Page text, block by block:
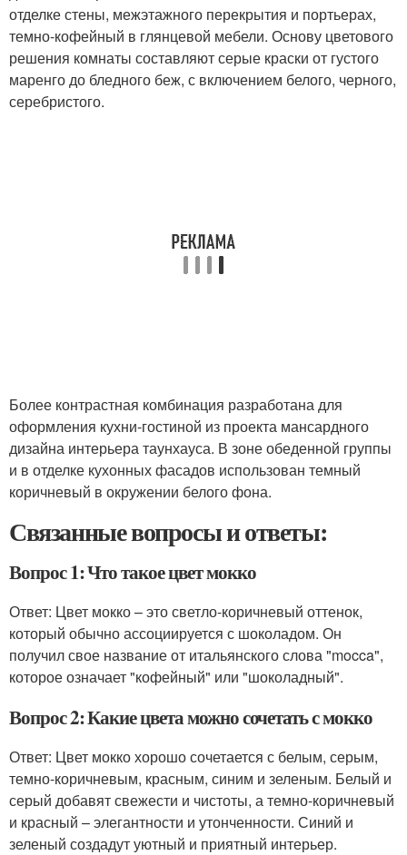
отделке стены, межэтажного перекрытия и портьерах,
темно-кофейный в глянцевой мебели. Основу цветового
решения комнаты составляют серые краски от густого
маренго до бледного беж, с включением белого, черного,
серебристого.
Более контрастная комбинация разработана для
оформления кухни-гостиной из проекта мансардного
дизайна интерьера таунхауса. В зоне обеденной группы
и в отделке кухонных фасадов использован темный
коричневый в окружении белого фона.
Связанные вопросы и ответы:
Вопрос 1: Что такое цвет мокко
Ответ: Цвет мокко – это светло-коричневый оттенок,
который обычно ассоциируется с шоколадом. Он
получил свое название от итальянского слова "mocca",
которое означает "кофейный" или "шоколадный".
Вопрос 2: Какие цвета можно сочетать с мокко
Ответ: Цвет мокко хорошо сочетается с белым, серым,
темно-коричневым, красным, синим и зеленым. Белый и
серый добавят свежести и чистоты, а темно-коричневый
и красный – элегантности и утонченности. Синий и
зеленый создадут уютный и приятный интерьер.